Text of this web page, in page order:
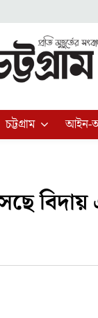
চট্টগ্রাম আইন-